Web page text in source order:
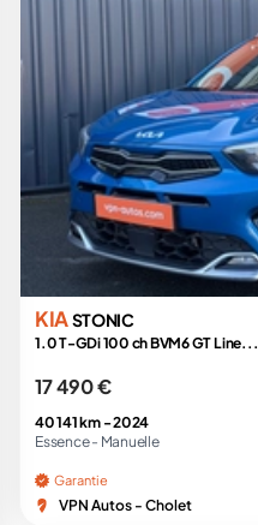
KIASTONIC
1.0 T-GDi 100 ch BVM6 GT Line...
17 490 €
40 141 km -2024
Essence - Manuelle
Garantie
VPN Autos - Cholet